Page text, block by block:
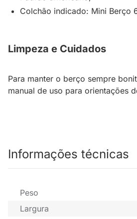
Colchão indicado: Mini Berço
Limpeza e Cuidados
Para manter o berço sempre
manual de uso para orientações
Informações técnicas
Peso
Largura